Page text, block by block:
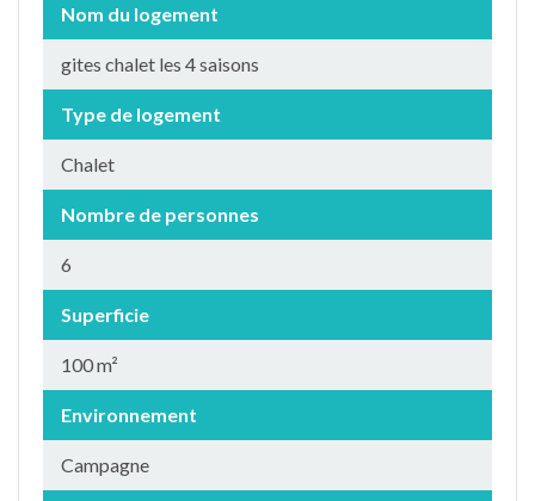
Nom du logement
gites chalet les 4 saisons
Type de logement
Chalet
Nombre de personnes
6
Superficie
100 m²
Environnement
Campagne